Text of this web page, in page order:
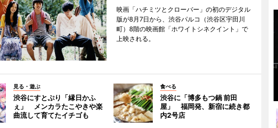
映画「ハチミツとクローバー」の初のデジタル
版が8月7日から、渋谷パルコ（渋谷区宇田川
町）8階の映画館「ホワイトシネクイント」で
上映される。
見る・遊ぶ
渋谷にすとぷり「縁日かふ
ぇ」 メンカラたこやきや楽
曲流して育てたイチゴも
食べる
渋谷に「博多もつ鍋 前田
屋」 福岡発、新宿に続き都
内2号店